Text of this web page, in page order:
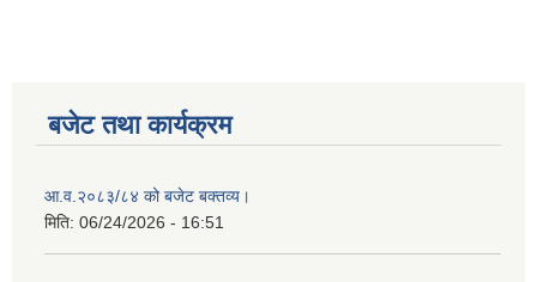
बजेट तथा कार्यक्रम
आ.व.२०८३/८४ को बजेट बक्तव्य।
मिति: 06/24/2026 - 16:51